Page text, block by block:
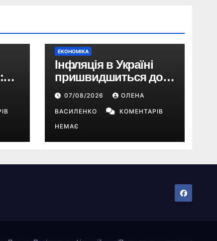
ЕКОНОМІКА
Інфляція в Україні
пришвидшиться до
10% у 2026 році —
прогноз НБУ
07/08/2026 ОЛЕНА
ВАСИЛЕНКО
КОМЕНТАРІВ
НЕМАЄ